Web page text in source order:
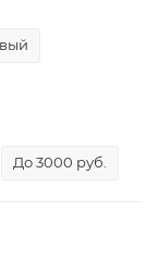
До 3000 руб.